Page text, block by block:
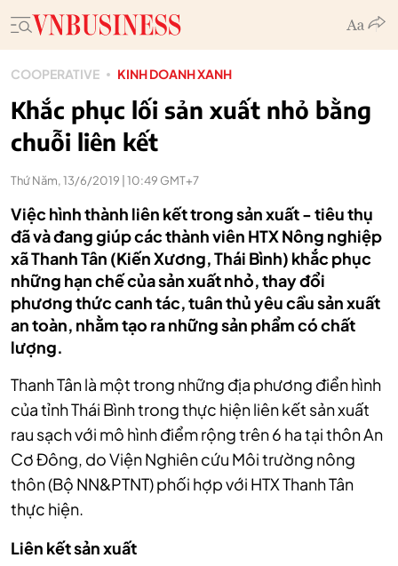
COOPERATIVE KINH DOANH XANH
Khắc phục lối sản xuất nhỏ bằng
chuỗi liên kết
Thứ Năm, 13/6/2019 | 10:49 GMT+7
Việc hình thành liên kết trong sản xuất - tiêu thụ
đã và đang giúp các thành viên HTX Nông nghiệp
xã Thanh Tân (Kiến Xương, Thái Bình) khắc phục
những hạn chế của sản xuất nhỏ, thay đổi
phương thức canh tác, tuân thủ yêu cầu sản xuất
an toàn, nhằm tạo ra những sản phẩm có chất
lượng.
Thanh Tân là một trong những địa phương điển hình
của tỉnh Thái Bình trong thực hiện liên kết sản xuất
rau sạch với mô hình điểm rộng trên 6 ha tại thôn An
Cơ Đông, do Viện Nghiên cứu Môi trường nông
thôn (Bộ NN&PTNT) phối hợp với HTX Thanh Tân
thực hiện.
Liên kết sản xuất